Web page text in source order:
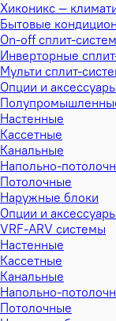
Хиконикс —
Бытовые
On-off сплит-
Инверторные
Мульти сплит-
Опции и аксессуары
Настенные
Кассетные
Канальные
Напольно-
Потолочные
Наружные блоки
Опции и аксессуары
VRF-ARV системы
Настенные
Кассетные
Канальные
Напольно-
Потолочные